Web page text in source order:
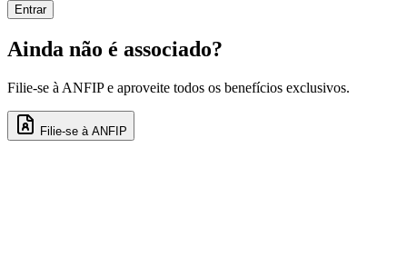
Entrar
Ainda não é associado?
Filie-se à ANFIP e aproveite todos os benefícios exclusivos.
Filie-se à ANFIP